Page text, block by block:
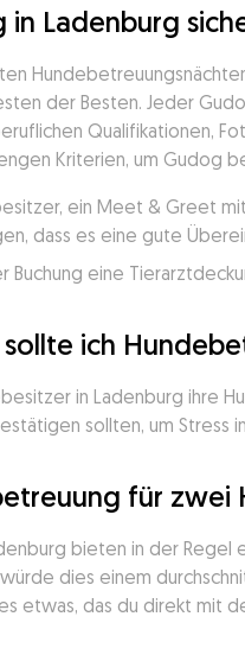
Ladenburg
der Besten. Jeder
Qualifikationen,
Kriterien, um Gudog
ein Meet & Greet
dass es eine gute
eine
ich
in Ladenburg ihre
sollten, um
für zwei
bieten in der
dies einem
etwas, das du direkt mit